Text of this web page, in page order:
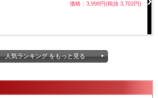
価格：3,998円(税抜 3,702円)
人気ランキング をもっと見る